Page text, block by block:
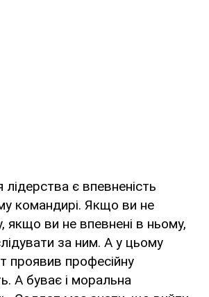
є впевненість
командирі. Якщо ви не
якщо ви не впевнені в ньому,
за ним. А у цьому
проявив професійну
А буває і моральна